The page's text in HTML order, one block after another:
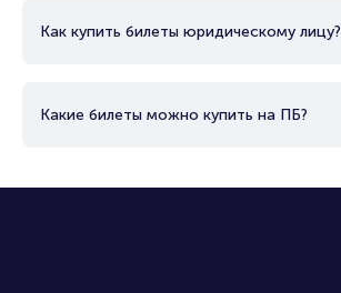
Как купить билеты юридическому лицу?
Какие билеты можно купить на ПБ?